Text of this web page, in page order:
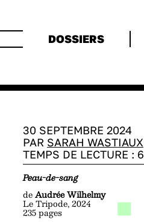
DOSSIERS
30 SEPTEMBRE 2024
PAR SARAH WASTIAUX
TEMPS DE LECTURE : 6
Peau-de-sang
deAudrée Wilhelmy
Le Tripode, 2024
235 pages